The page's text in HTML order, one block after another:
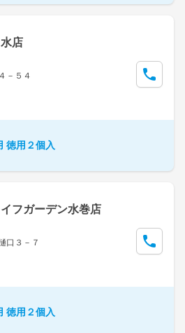
店
－５４
徳用２個入
フガーデン水巻店
口３－７
徳用２個入